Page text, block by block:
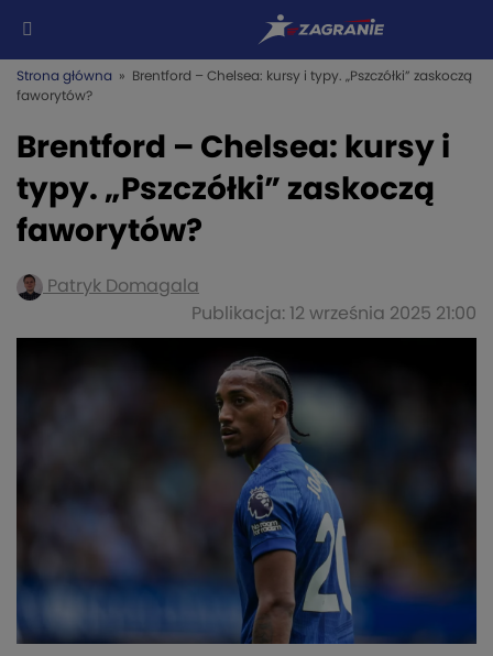
Strona główna » Brentford – Chelsea: kursy i typy. „Pszczółki” zaskoczą
faworytów?
Brentford – Chelsea: kursy i
typy. „Pszczółki” zaskoczą
faworytów?
Patryk Domagala
Publikacja: 12 września 2025 21:00